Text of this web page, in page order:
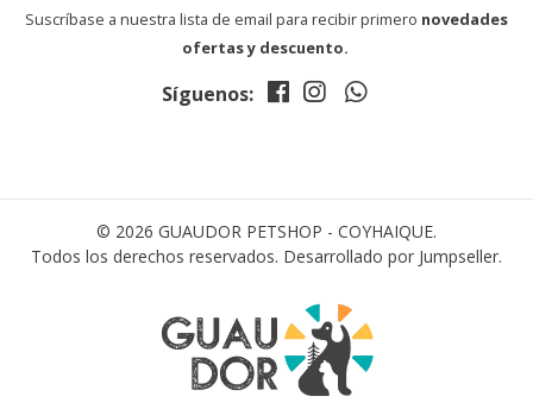
Suscríbase a nuestra lista de email para recibir primero novedades
ofertas y descuento.
Síguenos:
© 2026 GUAUDOR PETSHOP - COYHAIQUE.
Todos los derechos reservados. Desarrollado por Jumpseller.